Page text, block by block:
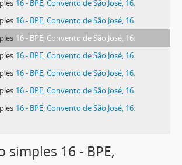
16 - BPE, Convento de São José, 16.
16 - BPE, Convento de São José, 16.
16 - BPE, Convento de São José, 16.
16 - BPE, Convento de São José, 16.
16 - BPE, Convento de São José, 16.
16 - BPE, Convento de São José, 16.
16 - BPE, Convento de São José, 16.
simples 16 - BPE,